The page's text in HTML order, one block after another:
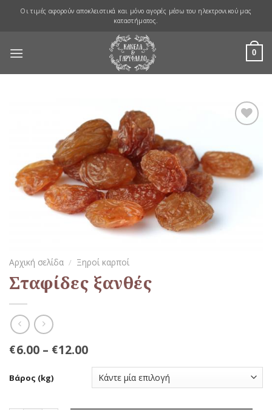
Οι τιμές αφορούν αποκλειστικά και μόνο αγορές μέσω του ηλεκτρονικού μας
καταστήματος.
0
στη Λίστα
Αγαπημένων
Αρχική σελίδα / Ξηροί καρποί
Σταφίδες ξανθές
€6.00– €12.00
Βάρος (kg)